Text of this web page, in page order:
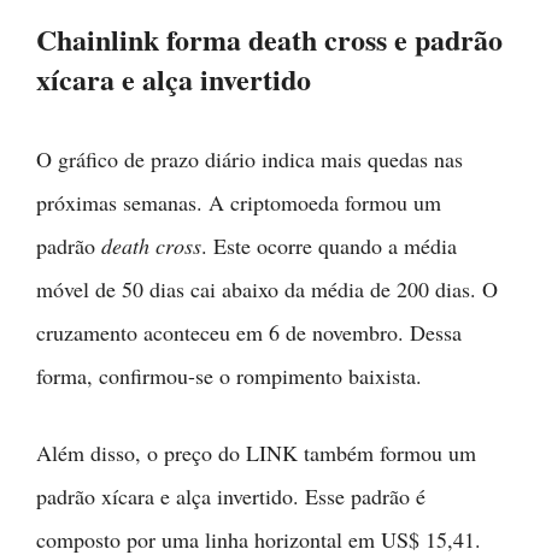
Chainlink forma death cross e padrão
xícara e alça invertido
O gráfico de prazo diário indica mais quedas nas
próximas semanas. A criptomoeda formou um
padrão death cross. Este ocorre quando a média
móvel de 50 dias cai abaixo da média de 200 dias. O
cruzamento aconteceu em 6 de novembro. Dessa
forma, confirmou-se o rompimento baixista.
Além disso, o preço do LINK também formou um
padrão xícara e alça invertido. Esse padrão é
composto por uma linha horizontal em US$ 15,41.